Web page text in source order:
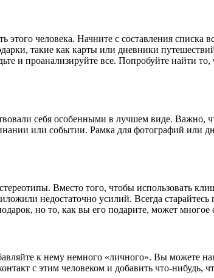
человека. Начните с составления
такие как карты или дневники
и проанализируйте все. Попробуйте найти
себя особенными в лучшем виде.
или событии. Рамка для фотографий
Вместо того, чтобы использовать
недостаточно усилий. Всегда
но то, как вы его подарите, может многое
к нему немного «личного». Вы можете
с этим человеком и добавить что-нибудь,